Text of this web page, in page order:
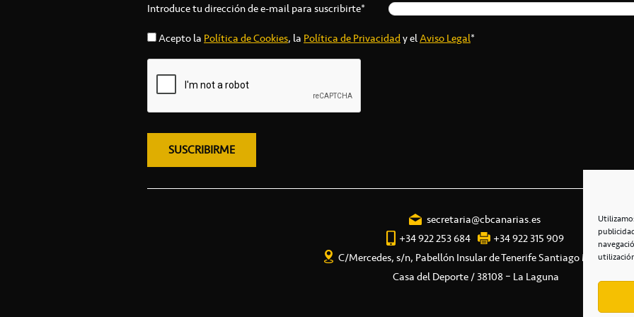
Introduce tu dirección de e-mail para suscribirte*
Acepto la Política de Cookies, la Política de Privacidady elAviso Legal*
secretaria@cbcanarias.es
+34 922 253 684
+34 922 315 909
C/Mercedes, s/n, Pabellón Insular de Tenerife Santiago Martín
Casa del Deporte / 38108 – La Laguna